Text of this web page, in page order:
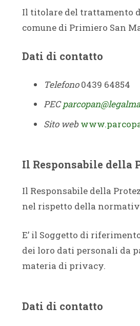
Il titolare del trattamento
comune di Primiero San
Dati di contatto
Telefono0439 64854
PEC
Sito web
Il Responsabile della
Il Responsabile della
nel rispetto della
E’ il Soggetto di
dei loro dati personali da
materia di privacy.
Dati di contatto